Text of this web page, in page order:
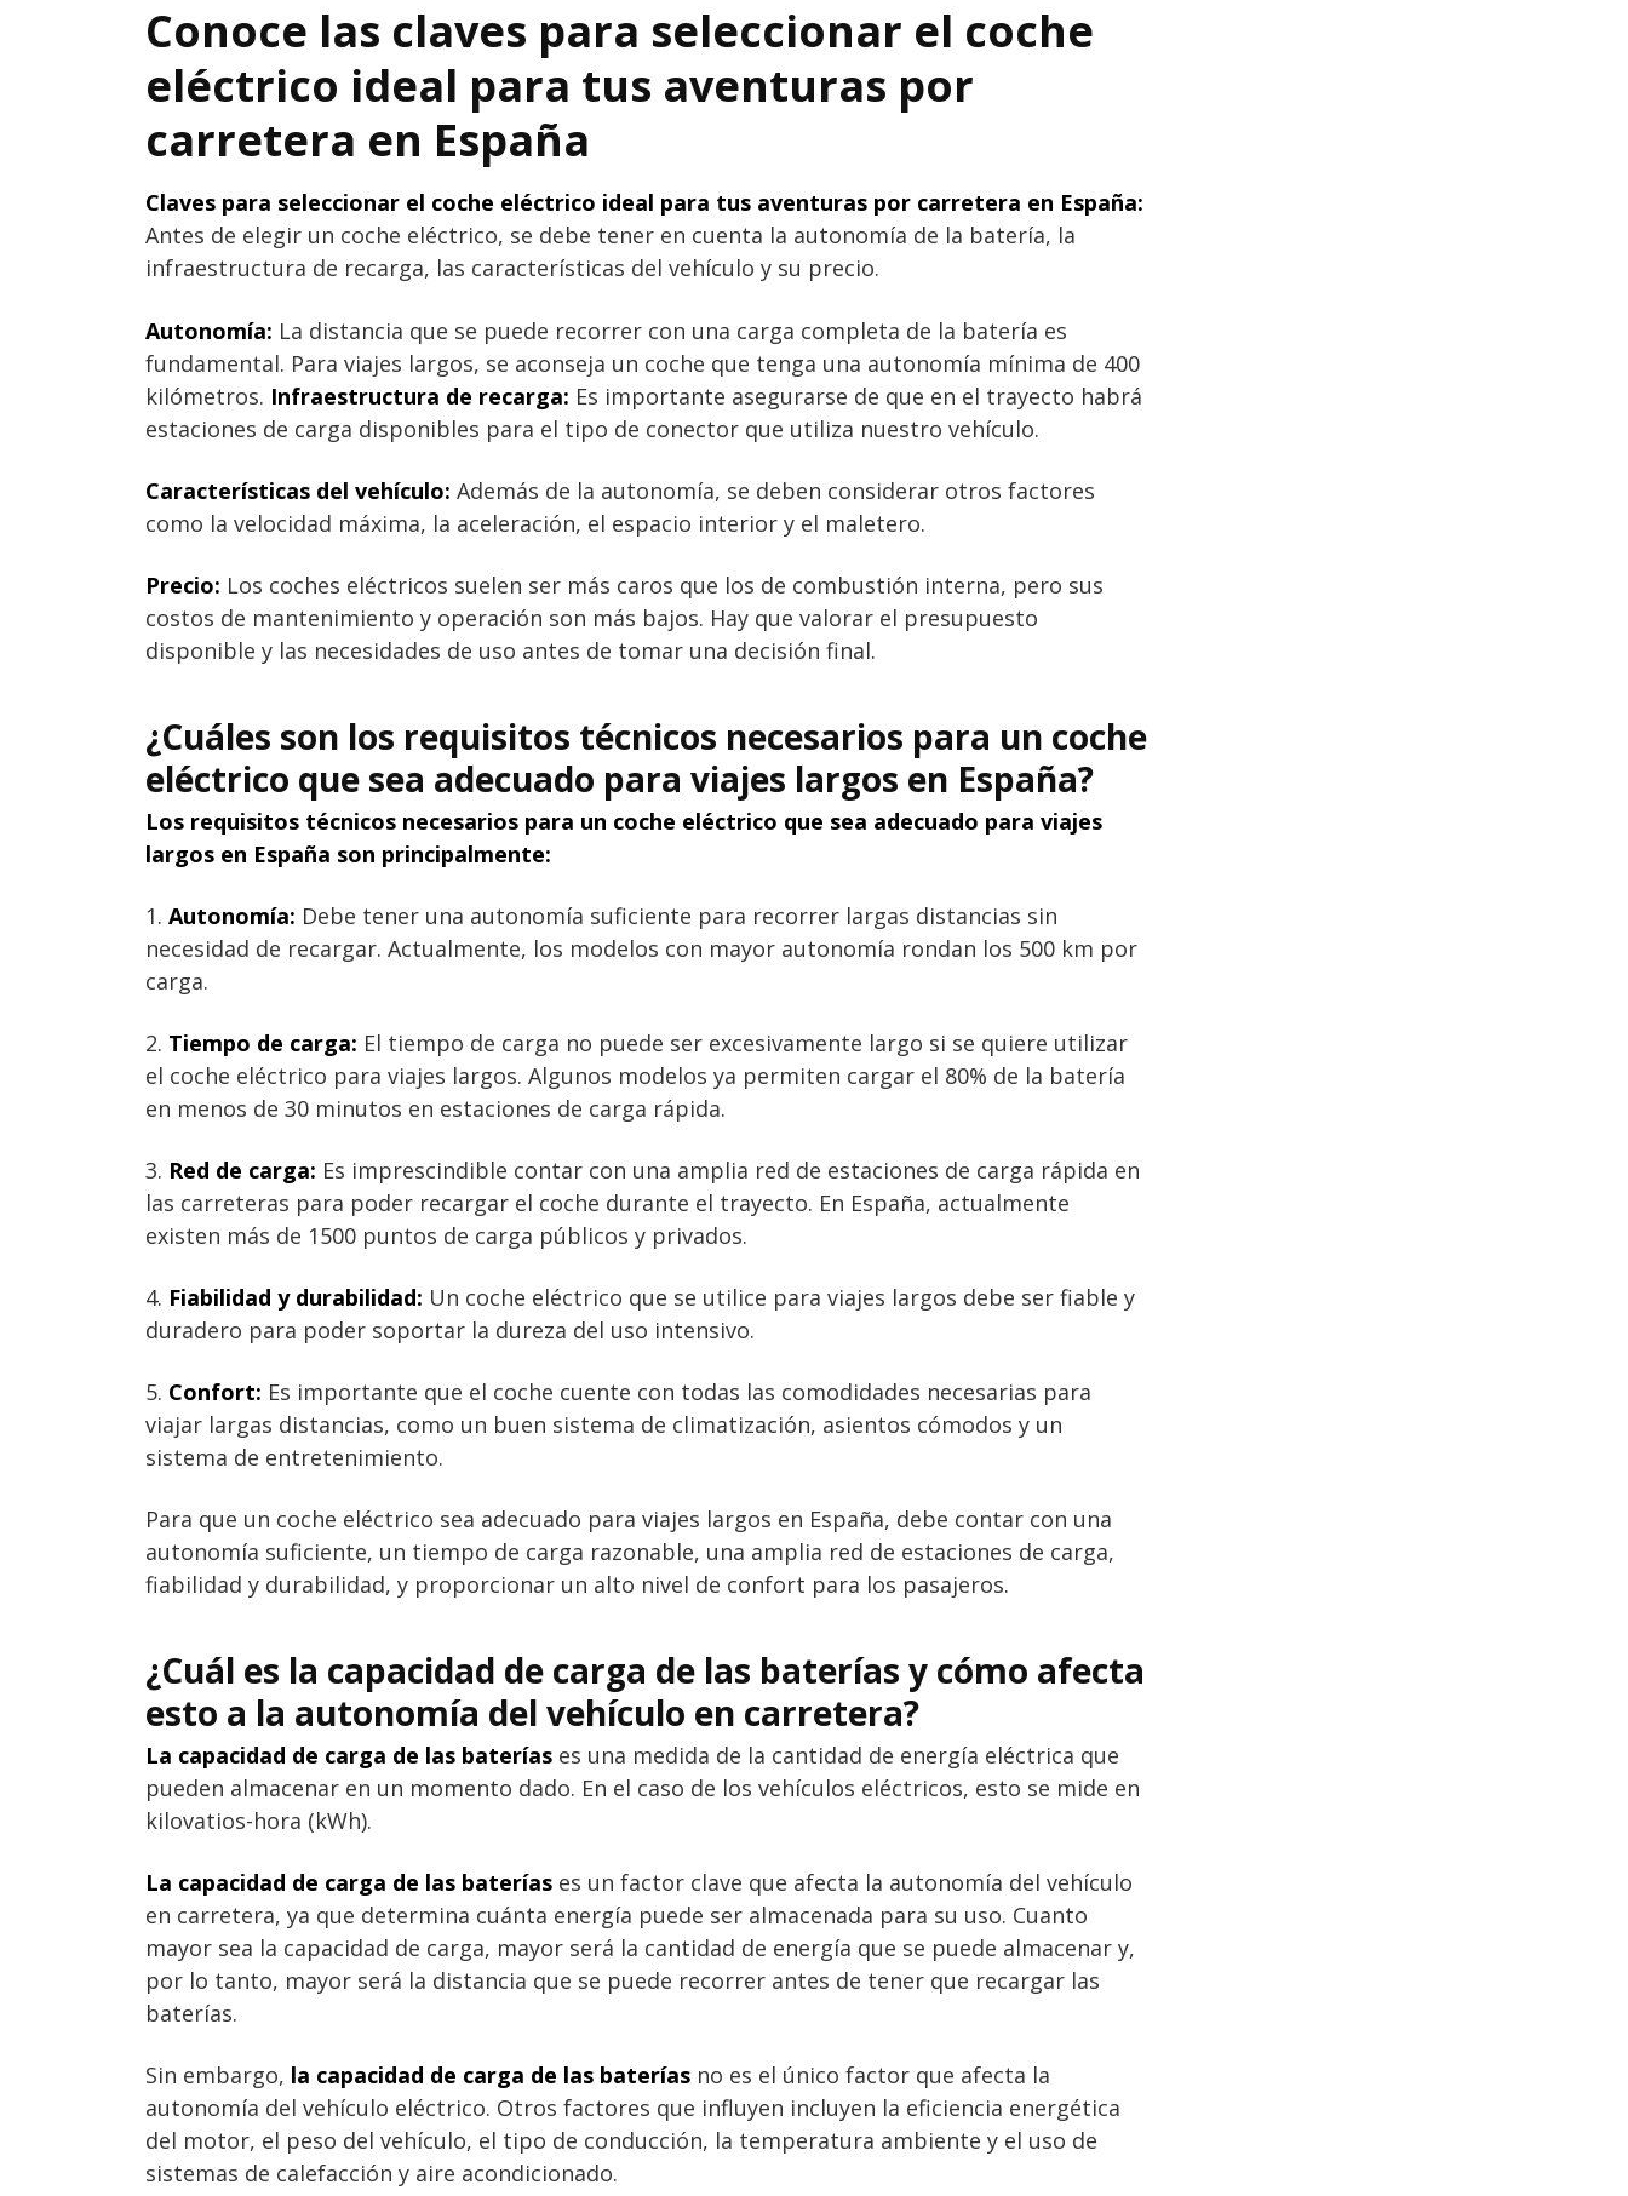
Conoce las claves para seleccionar el coche
eléctrico ideal para tus aventuras por
carretera en España
Claves para seleccionar el coche eléctrico ideal para tus aventuras por carretera en España:
Antes de elegir un coche eléctrico, se debe tener en cuenta la autonomía de la batería, la
infraestructura de recarga, las características del vehículo y su precio.
Autonomía: La distancia que se puede recorrer con una carga completa de la batería es
fundamental. Para viajes largos, se aconseja un coche que tenga una autonomía mínima de 400
kilómetros. Infraestructura de recarga: Es importante asegurarse de que en el trayecto habrá
estaciones de carga disponibles para el tipo de conector que utiliza nuestro vehículo.
Características del vehículo: Además de la autonomía, se deben considerar otros factores
como la velocidad máxima, la aceleración, el espacio interior y el maletero.
Precio: Los coches eléctricos suelen ser más caros que los de combustión interna, pero sus
costos de mantenimiento y operación son más bajos. Hay que valorar el presupuesto
disponible y las necesidades de uso antes de tomar una decisión final.
¿Cuáles son los requisitos técnicos necesarios para un coche
eléctrico que sea adecuado para viajes largos en España?
Los requisitos técnicos necesarios para un coche eléctrico que sea adecuado para viajes
largos en España son principalmente:
1. Autonomía: Debe tener una autonomía suficiente para recorrer largas distancias sin
necesidad de recargar. Actualmente, los modelos con mayor autonomía rondan los 500 km por
carga.
2. Tiempo de carga: El tiempo de carga no puede ser excesivamente largo si se quiere utilizar
el coche eléctrico para viajes largos. Algunos modelos ya permiten cargar el 80% de la batería
en menos de 30 minutos en estaciones de carga rápida.
3. Red de carga: Es imprescindible contar con una amplia red de estaciones de carga rápida en
las carreteras para poder recargar el coche durante el trayecto. En España, actualmente
existen más de 1500 puntos de carga públicos y privados.
4. Fiabilidad y durabilidad: Un coche eléctrico que se utilice para viajes largos debe ser fiable y
duradero para poder soportar la dureza del uso intensivo.
5. Confort: Es importante que el coche cuente con todas las comodidades necesarias para
viajar largas distancias, como un buen sistema de climatización, asientos cómodos y un
sistema de entretenimiento.
Para que un coche eléctrico sea adecuado para viajes largos en España, debe contar con una
autonomía suficiente, un tiempo de carga razonable, una amplia red de estaciones de carga,
fiabilidad y durabilidad, y proporcionar un alto nivel de confort para los pasajeros.
¿Cuál es la capacidad de carga de las baterías y cómo afecta
esto a la autonomía del vehículo en carretera?
La capacidad de carga de las baterías es una medida de la cantidad de energía eléctrica que
pueden almacenar en un momento dado. En el caso de los vehículos eléctricos, esto se mide en
kilovatios-hora (kWh).
La capacidad de carga de las baterías es un factor clave que afecta la autonomía del vehículo
en carretera, ya que determina cuánta energía puede ser almacenada para su uso. Cuanto
mayor sea la capacidad de carga, mayor será la cantidad de energía que se puede almacenar y,
por lo tanto, mayor será la distancia que se puede recorrer antes de tener que recargar las
baterías.
Sin embargo, la capacidad de carga de las baterías no es el único factor que afecta la
autonomía del vehículo eléctrico. Otros factores que influyen incluyen la eficiencia energética
del motor, el peso del vehículo, el tipo de conducción, la temperatura ambiente y el uso de
sistemas de calefacción y aire acondicionado.